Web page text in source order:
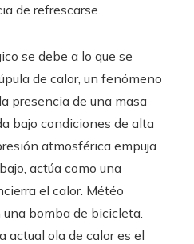
de refrescarse.
se debe a lo que se
de calor, un fenómeno
presencia de una masa
bajo condiciones de alta
atmosférica empuja
actúa como una
el calor. Météo
bomba de bicicleta.
actual ola de calor es el